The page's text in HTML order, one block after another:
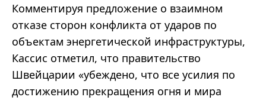
Комментируя предложение о взаимном
отказе сторон конфликта от ударов по
объектам энергетической инфраструктуры,
Кассис отметил, что правительство
Швейцарии «убеждено, что все усилия по
достижению прекращения огня и мира